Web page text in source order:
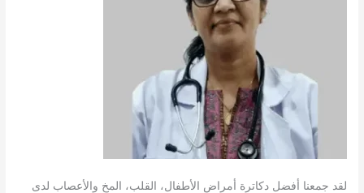
لقد جمعنا أفضل دكاترة أمراض الأطفال، القلب، المخ والأعصاب لدى